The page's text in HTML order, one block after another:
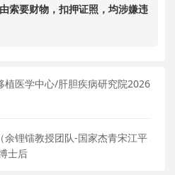
索要财物，扣押证照，均涉嫌违
植医学中心/肝胆疾病研究院2026
余锂镭教授团队-国家杰青宋江平
士后